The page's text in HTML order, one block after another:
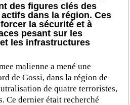
des figures clés des
dans la région. Ces
la sécurité et à
pesant sur les
les infrastructures
malienne a mené une
de Gossi, dans la région de
de quatre terroristes,
Ce dernier était recherché